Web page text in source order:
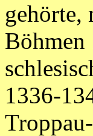
gehörte,
Böhmen
1336-